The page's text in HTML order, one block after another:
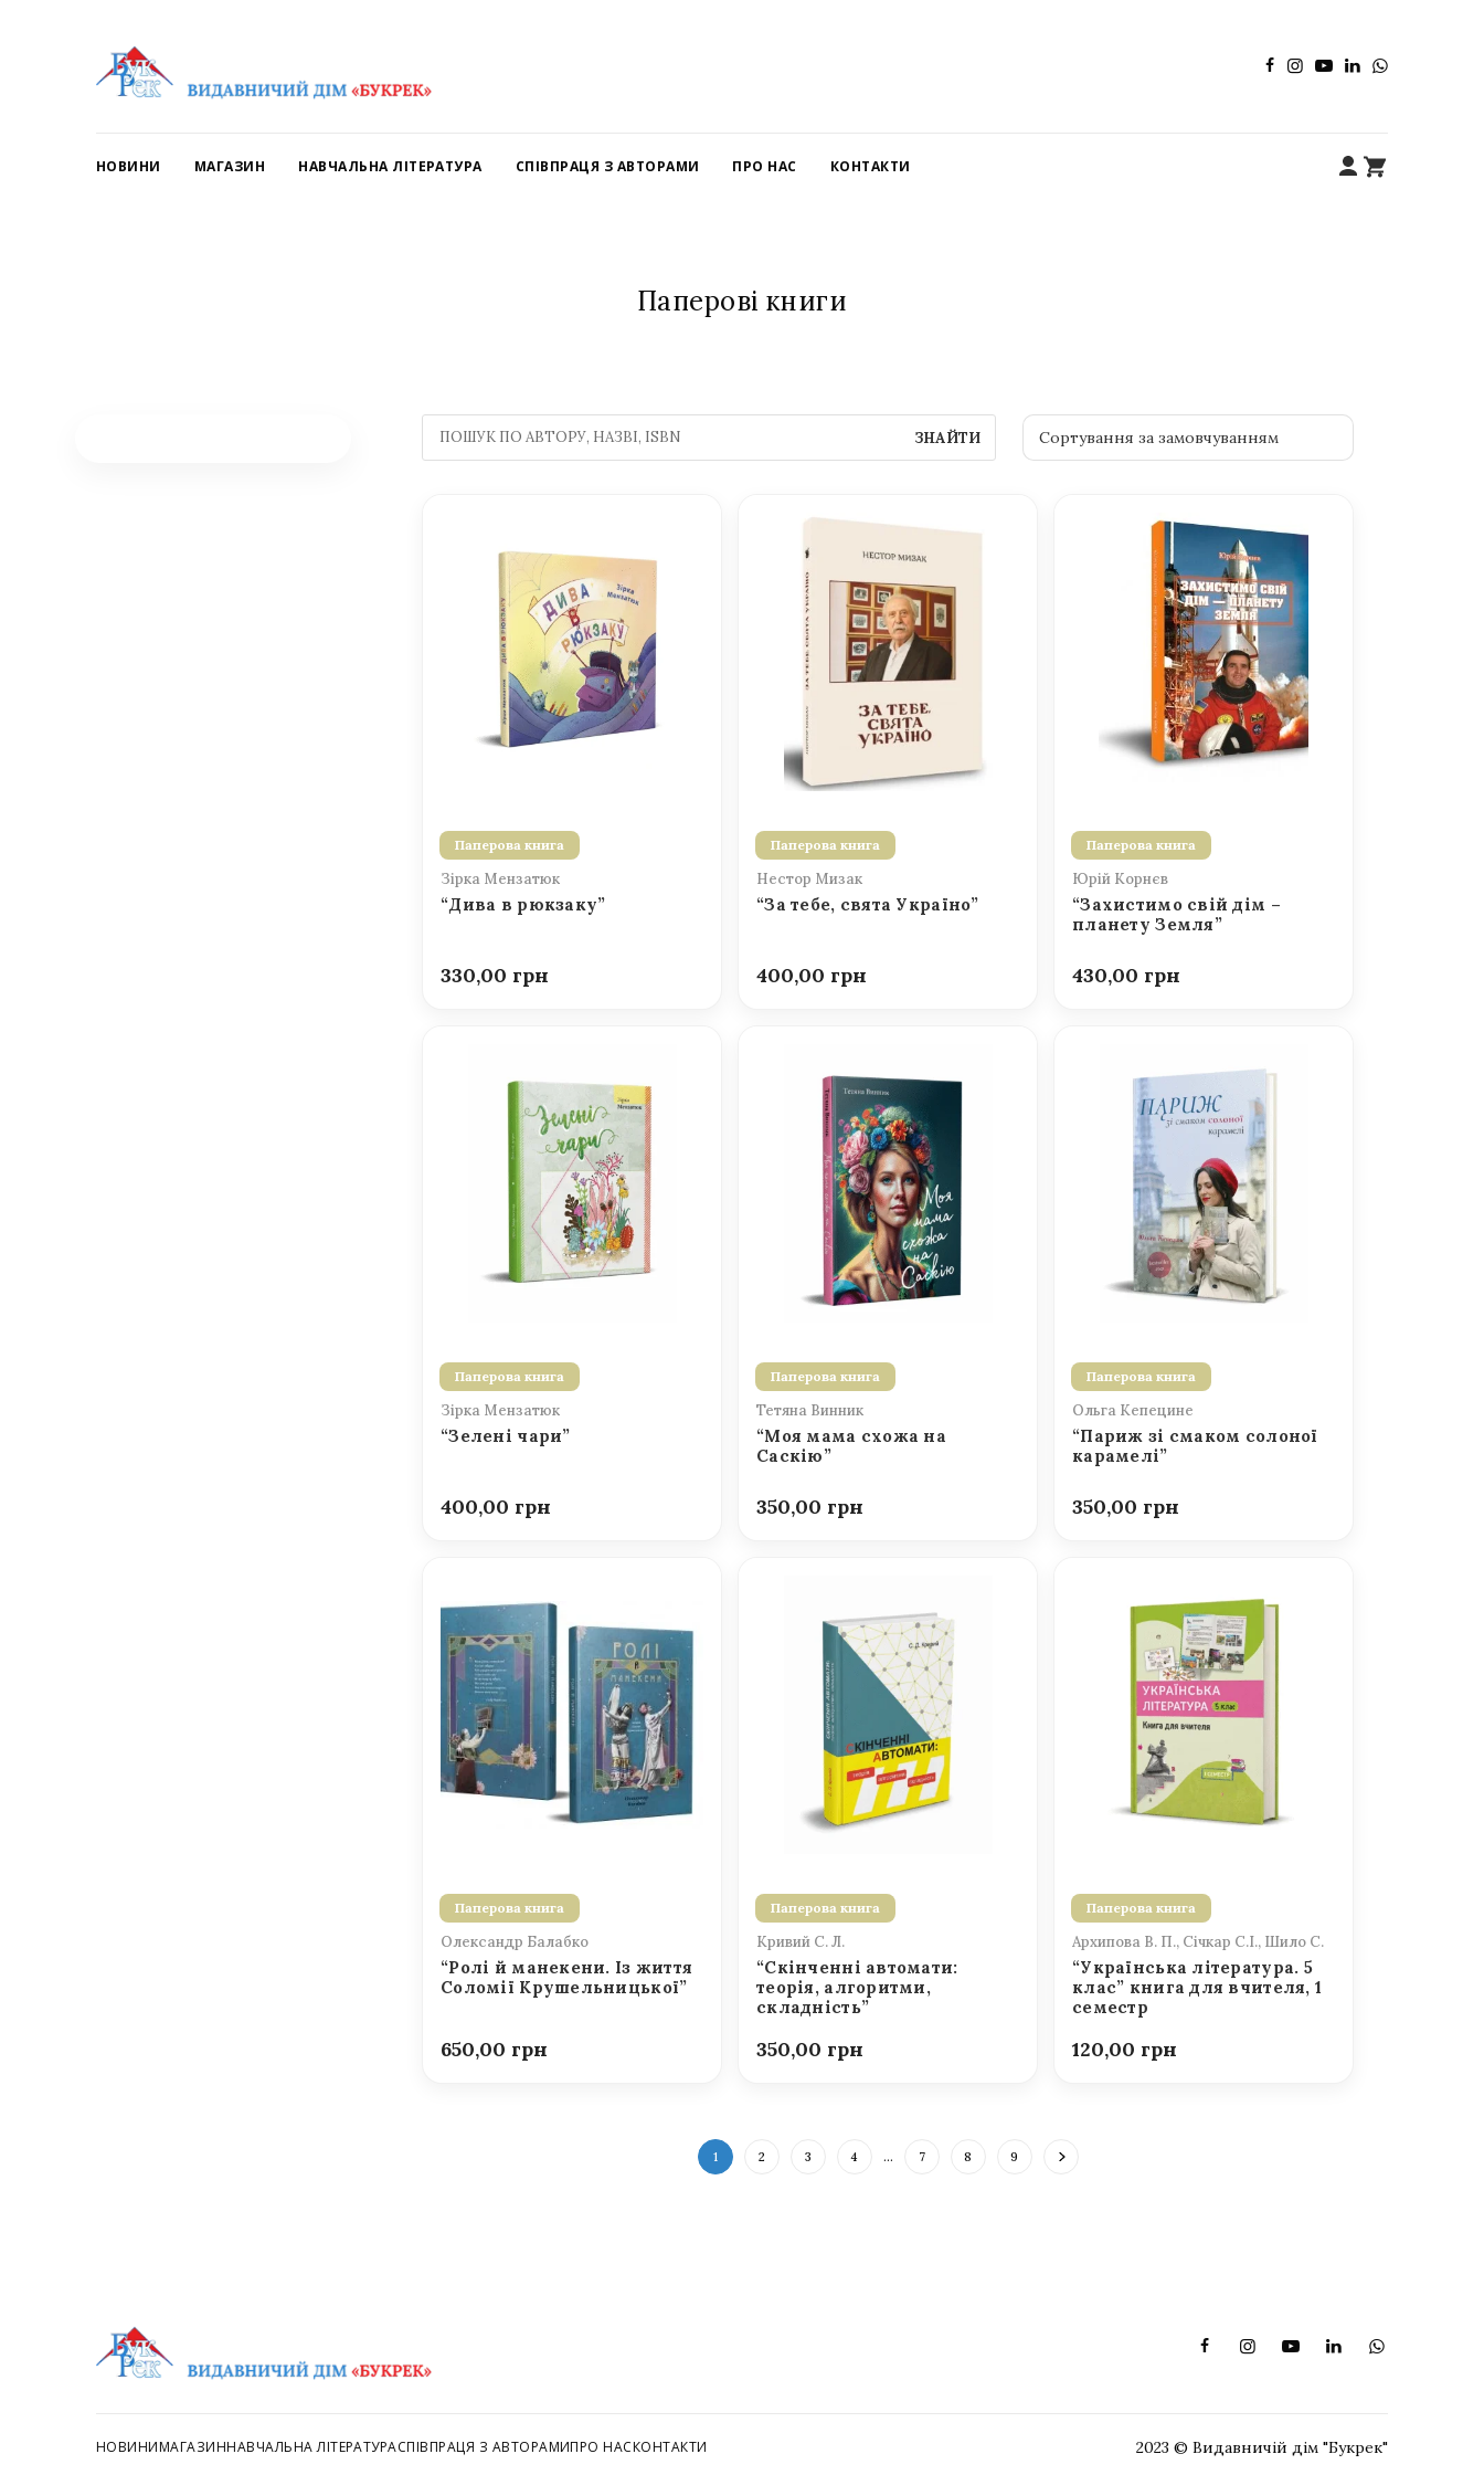
НОВИНИ МАГАЗИН НАВЧАЛЬНА ЛІТЕРАТУРА СПІВПРАЦЯ З АВТОРАМИ ПРО НАС КОНТАКТИ
Паперові книги
ЗНАЙТИ
Паперова книга
Зірка Мензатюк
“Дива в рюкзаку”
330,00
Паперова книга
Нестор Мизак
“За тебе, свята Україно”
400,00
Паперова книга
Юрій Корнєв
“Захистимо свій дім –
планету Земля”
430,00
Паперова книга
Зірка Мензатюк
“Зелені чари”
400,00
Паперова книга
Тетяна Винник
“Моя мама схожа на
Саскію”
350,00
Паперова книга
Ольга Кепецине
“Париж зі смаком солоної
карамелі”
350,00
Паперова книга
Олександр Балабко
“Ролі й манекени. Із життя
Соломії Крушельницької”
650,00
Паперова книга
Кривий С. Л.
“Скінченні автомати:
теорія, алгоритми,
складність”
350,00
Паперова книга
Архипова В. П., Січкар С.І., Шило С.
“Українська література. 5
клас” книга для вчителя, 1
семестр
120,00
1 2 3 4 … 7 8 9
НОВИНИМАГАЗИННАВЧАЛЬНА ЛІТЕРАТУРАСПІВПРАЦЯ З АВТОРАМИПРО НАСКОНТАКТИ 2023 © Видавничій дім "Букрек"